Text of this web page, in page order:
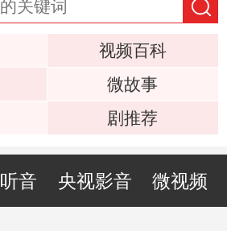
视频百科
微故事
剧推荐
听音 央视影音 微视频